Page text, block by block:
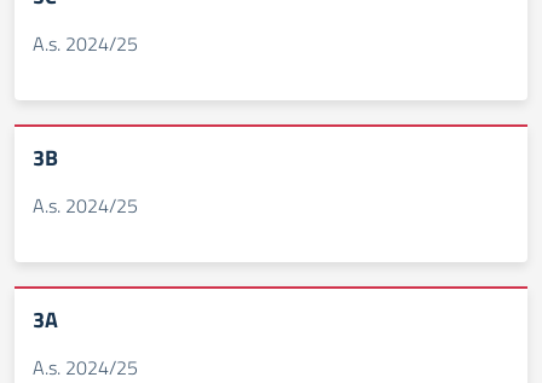
A.s. 2024/25
3B
A.s. 2024/25
3A
A.s. 2024/25